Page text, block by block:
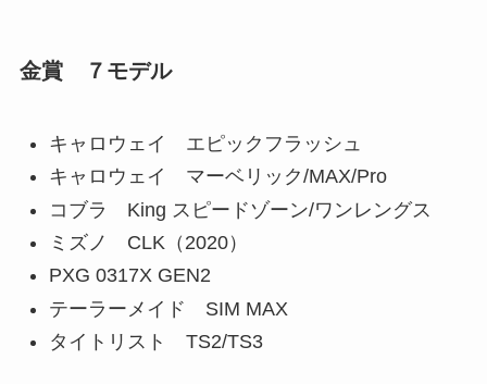
金賞 ７モデル
キャロウェイ エピックフラッシュ
キャロウェイ マーベリック/MAX/Pro
コブラ King スピードゾーン/ワンレングス
ミズノ CLK（2020）
PXG 0317X GEN2
テーラーメイド SIM MAX
タイトリスト TS2/TS3